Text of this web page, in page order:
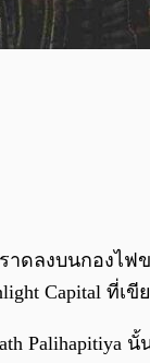
ดลงบนกองไ
Capital ที่
Palihapitiya